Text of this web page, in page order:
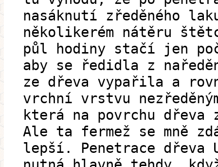
nasáknutí zředěného
několikerém nátěru
půl hodiny stačí jen
aby se ředidla z
ze dřeva vypařila a
vrchní vrstvu
která na povrchu dřeva
Ale ta fermež se mně
lepší. Penetrace dřeva